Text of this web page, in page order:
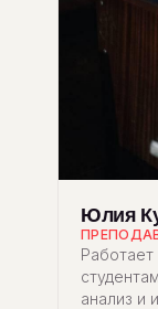
Юлия
анализ и